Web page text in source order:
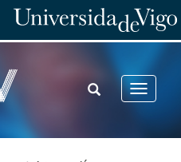
Toggle
TOGGLE
SEARCH